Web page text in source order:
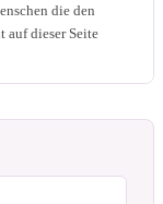
die den
auf dieser Seite